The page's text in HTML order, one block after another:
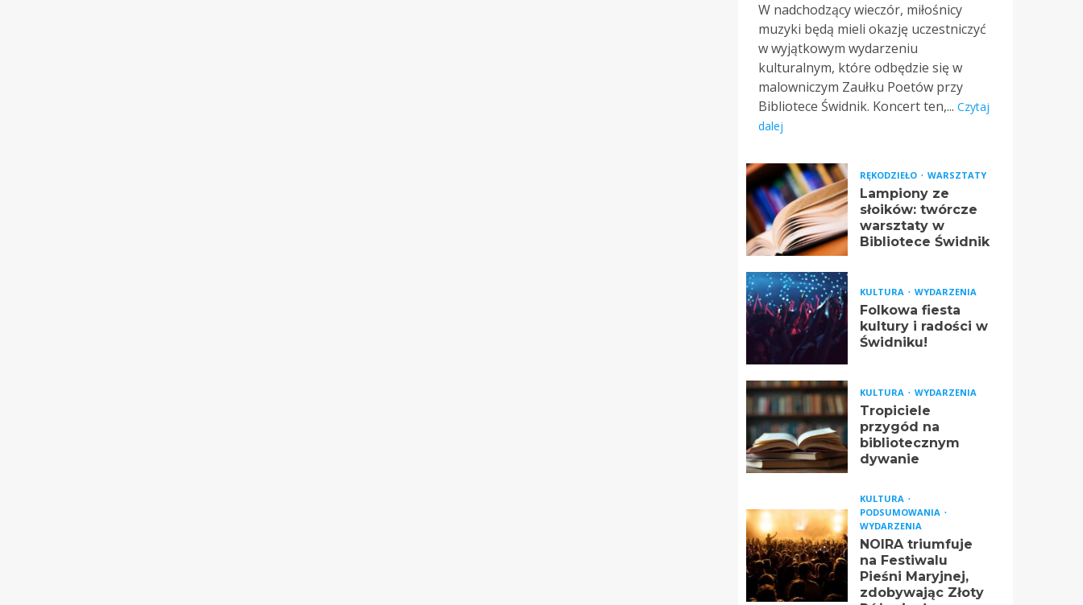
W nadchodzący wieczór, miłośnicy
muzyki będą mieli okazję uczestniczyć
w wyjątkowym wydarzeniu
kulturalnym, które odbędzie się w
malowniczym Zaułku Poetów przy
Bibliotece Świdnik. Koncert ten,... Czytaj
dalej
RĘKODZIEŁO WARSZTATY
Lampiony ze
słoików: twórcze
warsztaty w
Bibliotece Świdnik
KULTURA WYDARZENIA
Folkowa fiesta
kultury i radości w
Świdniku!
KULTURA WYDARZENIA
Tropiciele
przygód na
bibliotecznym
dywanie
KULTURA
PODSUMOWANIA
WYDARZENIA
NOIRA triumfuje
na Festiwalu
Pieśni Maryjnej,
zdobywając Złoty